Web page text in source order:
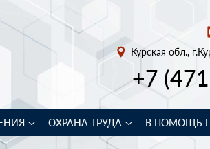
Курская обл.,
+7
ОХРАНА ТРУДА В ПОМОЩЬ